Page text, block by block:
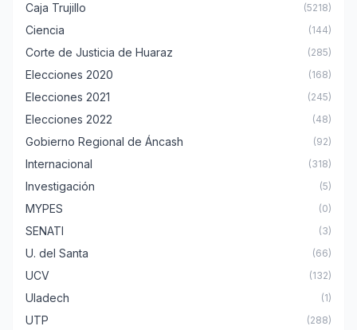
Caja Trujillo (5218)
Ciencia (144)
Corte de Justicia de Huaraz (285)
Elecciones 2020 (168)
Elecciones 2021 (245)
Elecciones 2022 (48)
Gobierno Regional de Áncash (92)
Internacional (318)
Investigación (5)
MYPES (0)
SENATI (3)
U. del Santa (66)
UCV (132)
Uladech (1)
UTP (288)